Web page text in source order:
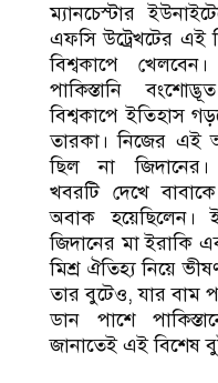
ম্যানচেস্টার
এফসি উট্রেখটের এই
বিশ্বকাপে
পাকিস্তানি
বিশ্বকাপে ইতিহাস
তারকা। নিজের এই
ছিল না জিদানের।
খবরটি দেখে
অবাক হয়েছিলেন।
জিদানের মা ইরাকি
মিশ্র ঐতিহ্য নিয়ে
তার বুটেও, যার বাম
ডান পাশে
জানাতেই এই বিশেষ